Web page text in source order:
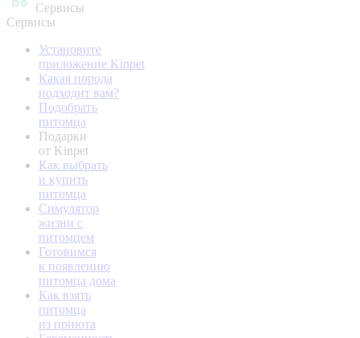
Сервисы
Сервисы
Установите
приложение Kinpet
Какая порода
подходит вам?
Подобрать
питомца
Подарки
от Kinpet
Как выбрать
и купить
питомца
Симулятор
жизни с
питомцем
Готовимся
к появлению
питомца дома
Как взять
питомца
из приюта